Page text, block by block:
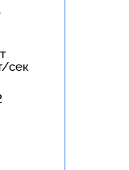
сек